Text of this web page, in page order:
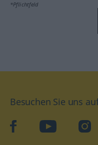
*Pflichtfeld
Besuchen Sie uns
facebookYouTube